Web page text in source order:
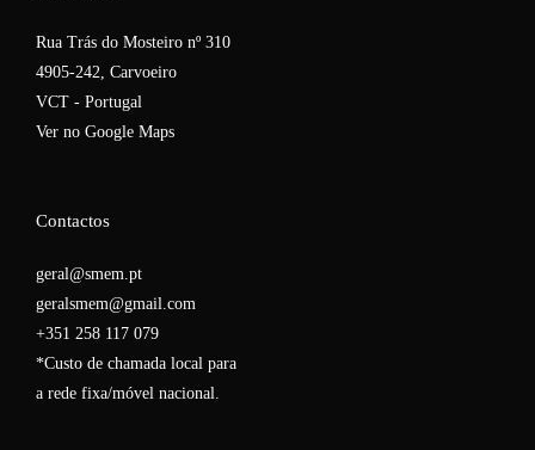
Rua Trás do Mosteiro nº 310
4905-242, Carvoeiro
VCT - Portugal
Ver no Google Maps
Contactos
geral@smem.pt
geralsmem@gmail.com
+351 258 117 079
*Custo de chamada local para
a rede fixa/móvel nacional.